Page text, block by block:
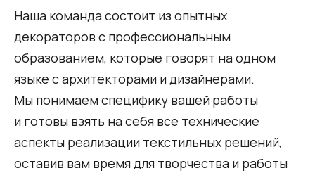
Наша команда состоит из опытных
декораторов с профессиональным
образованием, которые говорят на одном
языке с архитекторами и дизайнерами.
Мы понимаем специфику вашей работы
и готовы взять на себя все технические
аспекты реализации текстильных решений,
оставив вам время для творчества и работы